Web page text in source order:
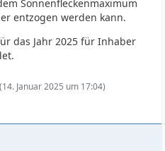
Sonnenfleckenmaximum
entzogen werden kann.
das Jahr 2025 für Inhaber
14. Januar 2025 um 17:04)